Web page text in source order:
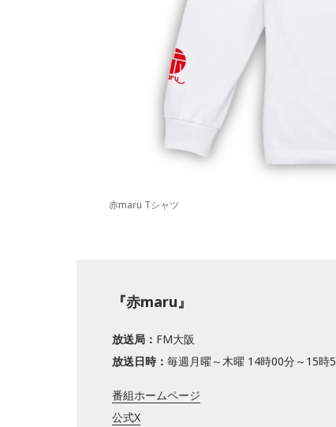
赤maru Tシャツ
『赤maru』
放送局： FM大阪
放送日時： 毎週月曜～木曜 14時00分～15時
番組ホームページ
公式X